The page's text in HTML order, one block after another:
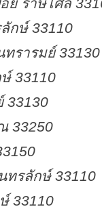
กษ์ 33110
รารมย์ 33130
33110
33130
33250
ทรลักษ์ 33110
33110